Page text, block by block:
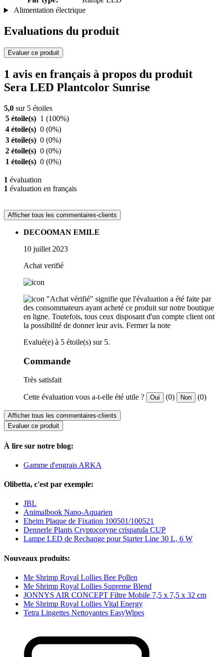
Alimentation électrique
Evaluations du produit
Evaluer ce produit
1 avis en français à propos du produit
Sera LED Plantcolor Sunrise
5,0 sur 5 étoiles
5 étoile(s) 1 (100%)
4 étoile(s) 0 (0%)
3 étoile(s) 0 (0%)
2 étoile(s) 0 (0%)
1 étoile(s) 0 (0%)
1 évaluation
1 évaluation en français
Afficher tous les commentaires-clients
DECOOMAN EMILE
10 juillet 2023
Achat verifié
"Achat vérifié" signifie que l'évaluation a été faite par
des consommateurs ayant acheté ce produit sur notre boutique
en ligne. Toutefois, tous ceux disposant d'un compte client ont
la possibilité de donner leur avis. Fermer la note
Evalué(e) à 5 étoile(s) sur 5.
Commande
Très satisfait
Cette évaluation vous a-t-elle été utile ? Oui (0) Non (0)
Afficher tous les commentaires-clients
Evaluer ce produit
À lire sur notre blog:
Gamme d'engrais ARKA
Olibetta, c'est par exemple:
JBL
Animalbook Nano-Aquarien
Eheim Plaque de Fixation 100501/100521
Dennerle Plants Cryptocoryne crispatula CUP
Lampe LED de Rechange pour Starter Line 30 L, 6 W
Nouveaux produits:
Me Shrimp Royal Lollies Bee Pollen
Me Shrimp Royal Lollies Supreme Blend
JONNYS AIR CONCEPT Filtre Mobile 7,5 x 7,5 x 32 cm
Me Shrimp Royal Lollies Vital Energy
Tetra Lingettes Nettoyantes EasyWipes